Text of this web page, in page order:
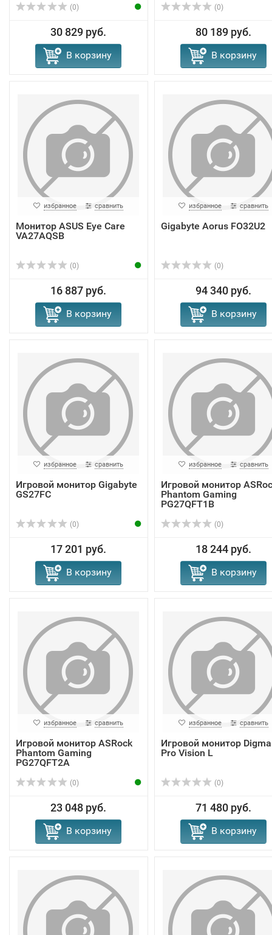
(0)
30 829 руб.
В корзину
(0)
80 189 руб.
В корзину
избранное сравнить
Монитор ASUS Eye Care
VA27AQSB
(0)
16 887 руб.
В корзину
избранное сравнить
Gigabyte Aorus FO32U2
(0)
94 340 руб.
В корзину
избранное сравнить
Игровой монитор Gigabyte
GS27FC
(0)
17 201 руб.
В корзину
избранное сравнить
Игровой монитор
Phantom Gaming
PG27QFT1B
(0)
18 244 руб.
В корзину
избранное сравнить
Игровой монитор ASRock
Phantom Gaming
PG27QFT2A
(0)
23 048 руб.
В корзину
избранное сравнить
Игровой монитор Digma
Pro Vision L
(0)
71 480 руб.
В корзину